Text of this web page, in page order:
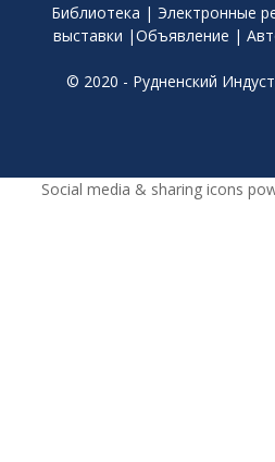
Библиотека | Электронные
выставки |Объявление |
© 2020 - Рудненский
Social media & sharing icons